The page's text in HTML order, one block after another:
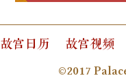
故宫日历
故宫视频
©2017